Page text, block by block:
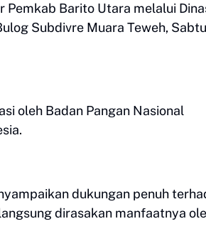
Pemkab Barito Utara melalui
Subdivre Muara Teweh, Sabtu
oleh Badan Pangan Nasional
dukungan penuh
dirasakan manfaatnya